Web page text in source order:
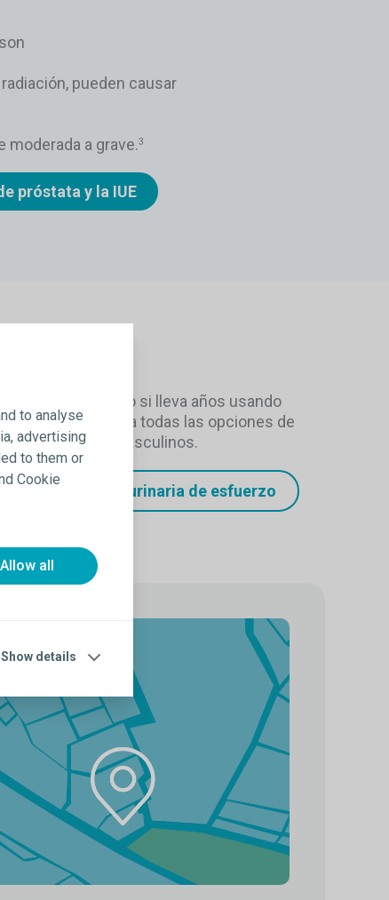
to analyse
advertising
to them or
Cookie
Allow all
Show details
pueden causar
moderada a grave.3
próstata y la IUE
síntomas o si lleva años usando
que conozca todas las opciones de
cabestrillos masculinos.
la incontinencia urinaria de esfuerzo